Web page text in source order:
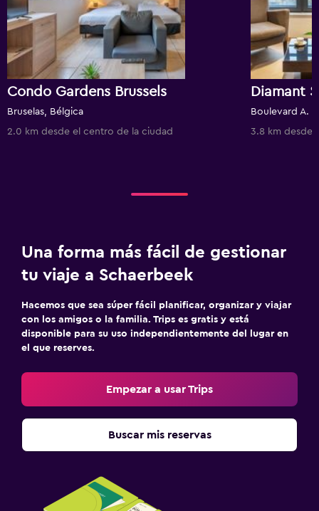
Condo Gardens Brussels
Bruselas, Bélgica
2.0 km desde el centro de la ciudad
Diamant
Boulevard A.
3.8 km desde
Una forma más fácil de gestionar
tu viaje a Schaerbeek
Hacemos que sea súper fácil planificar, organizar y viajar
con los amigos o la familia. Trips es gratis y está
disponible para su uso independientemente del lugar en
el que reserves.
Empezar a usar Trips
Buscar mis reservas